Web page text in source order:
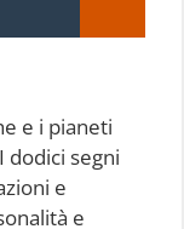
e i pianeti
dodici segni
e
e